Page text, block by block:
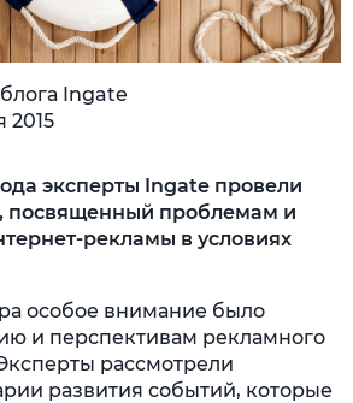
Ingate
2015
эксперты Ingate провели
посвященный проблемам и
рекламы в условиях
особое внимание было
и перспективам рекламного
рассмотрели
развития событий, которые